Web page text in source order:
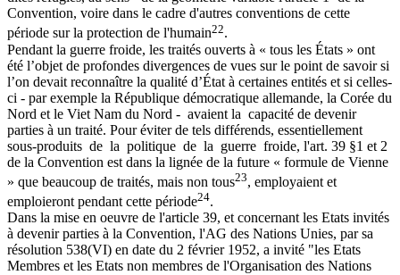
Convention, voire dans le cadre d'autres conventions de cette
période sur la protection de l'humain22.
Pendant la guerre froide, les traités ouverts à « tous les États » ont
été l’objet de profondes divergences de vues sur le point de savoir si
l’on devait reconnaître la qualité d’État à certaines entités et si celles-
ci - par exemple la République démocratique allemande, la Corée du
Nord et le Viet Nam du Nord - avaient la capacité de devenir
parties à un traité. Pour éviter de tels différends, essentiellement
sous-produits de la politique de la guerre froide, l'art. 39 §1 et 2
de la Convention est dans la lignée de la future « formule de Vienne
» que beaucoup de traités, mais non tous23, employaient et
emploieront pendant cette période24.
Dans la mise en oeuvre de l'article 39, et concernant les Etats invités
à devenir parties à la Convention, l'AG des Nations Unies, par sa
résolution 538(VI) en date du 2 février 1952, a invité "les Etats
Membres et les Etats non membres de l'Organisation des Nations